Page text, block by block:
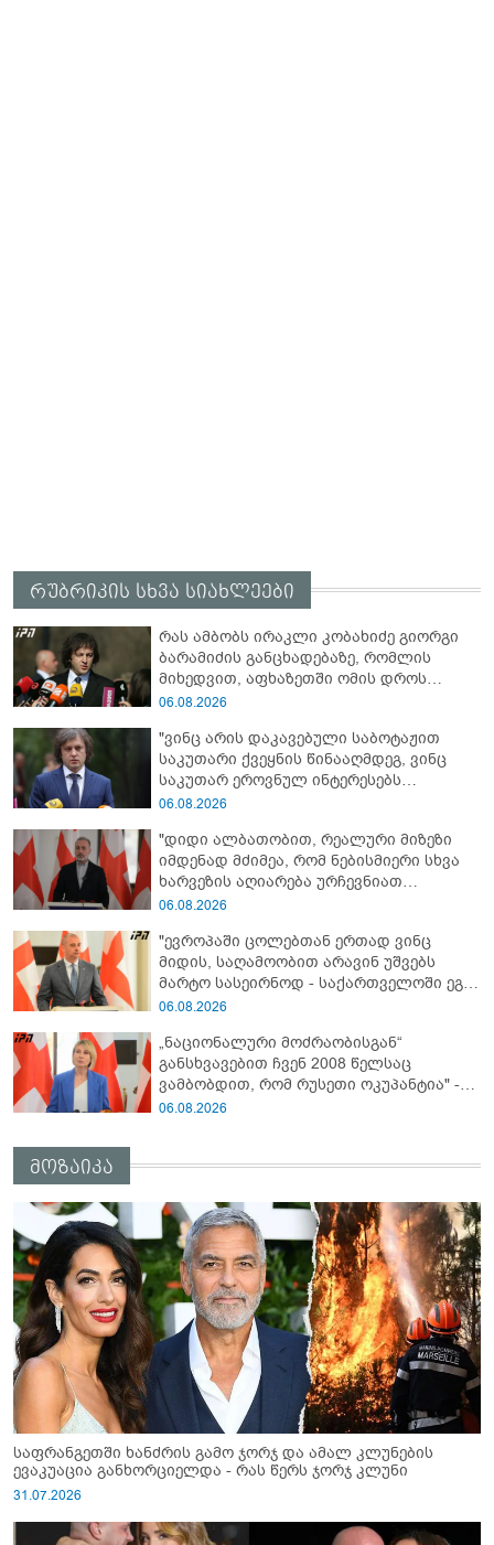
რუბრიკის სხვა სიახლეები
რას ამბობს ირაკლი კობახიძე გიორგი
ბარამიძის განცხადებაზე, რომლის
მიხედვით, აფხაზეთში ომის დროს
„ჩვენებს ტყვეები არ აჰყავდათ"
06.08.2026
"ვინც არის დაკავებული საბოტაჟით
საკუთარი ქვეყნის წინააღმდეგ, ვინც
საკუთარ ეროვნულ ინტერესებს
უპირისპირდება, ყველამ უნდა იცოდეს,
ირაკლი კობახიძე
06.08.2026
"დიდი ალბათობით, რეალური მიზეზი
იმდენად მძიმეა, რომ ნებისმიერი სხვა
ხარვეზის აღიარება ურჩევნიათ
ნამდვილი მიზეზის გამოაშკარავებას" -
გათიშვაზე
06.08.2026
"ევროპაში ცოლებთან ერთად ვინც
მიდის, საღამოობით არავინ უშვებს
მარტო სასეირნოდ - საქართველოში ეგ
პრობლემა არ არის!" - ლევან
06.08.2026
„ნაციონალური მოძრაობისგან“
განსხვავებით ჩვენ 2008 წელსაც
ვამბობდით, რომ რუსეთი ოკუპანტია" -
ნინო წილოსანი
06.08.2026
მოზაიკა
საფრანგეთში ხანძრის გამო ჯორჯ და ამალ კლუნების
ევაკუაცია განხორციელდა - რას წერს ჯორჯ კლუნი
31.07.2026